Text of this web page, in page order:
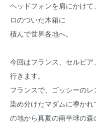
ヘッドフォンを肩にかけ
ロのついた木箱に
積んで世界各地へ。
今回はフランス、セルビ
行きます。
フランスで、ゴッシーの
染め分けたマダムに導か
の地から真夏の南半球の森